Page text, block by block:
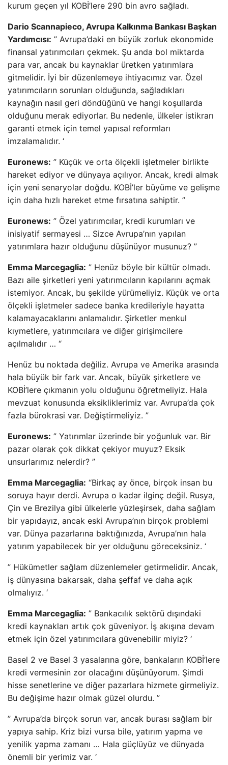
kurum geçen yıl KOBİ’lere 290 bin avro sağladı.
Dario Scannapieco, Avrupa Kalkınma Bankası Başkan
Yardımcısı: ” Avrupa’daki en büyük zorluk ekonomide
finansal yatırımcıları çekmek. Şu anda bol miktarda
para var, ancak bu kaynaklar üretken yatırımlara
gitmelidir. İyi bir düzenlemeye ihtiyacımız var. Özel
yatırımcıların sorunları olduğunda, sağladıkları
kaynağın nasıl geri döndüğünü ve hangi koşullarda
olduğunu merak ediyorlar. Bu nedenle, ülkeler istikrarı
garanti etmek için temel yapısal reformları
imzalamalıdır. ‘
Euronews: ” Küçük ve orta ölçekli işletmeler birlikte
hareket ediyor ve dünyaya açılıyor. Ancak, kredi almak
için yeni senaryolar doğdu. KOBİ’ler büyüme ve gelişme
için daha hızlı hareket etme fırsatına sahiptir. ”
Euronews: ” Özel yatırımcılar, kredi kurumları ve
inisiyatif sermayesi … Sizce Avrupa’nın yapılan
yatırımlara hazır olduğunu düşünüyor musunuz? ”
Emma Marcegaglia: ” Henüz böyle bir kültür olmadı.
Bazı aile şirketleri yeni yatırımcıların kapılarını açmak
istemiyor. Ancak, bu şekilde yürümeliyiz. Küçük ve orta
ölçekli işletmeler sadece banka kredileriyle hayatta
kalamayacaklarını anlamalıdır. Şirketler menkul
kıymetlere, yatırımcılara ve diğer girişimcilere
açılmalıdır … “
Henüz bu noktada değiliz. Avrupa ve Amerika arasında
hala büyük bir fark var. Ancak, büyük şirketlere ve
KOBİ’lere çıkmanın yolu olduğunu öğretmeliyiz. Hala
mevzuat konusunda eksikliklerimiz var. Avrupa’da çok
fazla bürokrasi var. Değiştirmeliyiz. ”
Euronews: ” Yatırımlar üzerinde bir yoğunluk var. Bir
pazar olarak çok dikkat çekiyor muyuz? Eksik
unsurlarımız nelerdir? ”
Emma Marcegaglia: “Birkaç ay önce, birçok insan bu
soruya hayır derdi. Avrupa o kadar ilginç değil. Rusya,
Çin ve Brezilya gibi ülkelerle yüzleşirsek, daha sağlam
bir yapıdayız, ancak eski Avrupa’nın birçok problemi
var. Dünya pazarlarına baktığınızda, Avrupa’nın hala
yatırım yapabilecek bir yer olduğunu göreceksiniz. ‘
” Hükümetler sağlam düzenlemeler getirmelidir. Ancak,
iş dünyasına bakarsak, daha şeffaf ve daha açık
olmalıyız. ‘
Emma Marcegaglia: ” Bankacılık sektörü dışındaki
kredi kaynakları artık çok güveniyor. İş akışına devam
etmek için özel yatırımcılara güvenebilir miyiz? ‘
Basel 2 ve Basel 3 yasalarına göre, bankaların KOBİ’lere
kredi vermesinin zor olacağını düşünüyorum. Şimdi
hisse senetlerine ve diğer pazarlara hizmete girmeliyiz.
Bu değişime hazır olmak güzel olurdu. ”
” Avrupa’da birçok sorun var, ancak burası sağlam bir
yapıya sahip. Kriz bizi vursa bile, yatırım yapma ve
yenilik yapma zamanı … Hala güçlüyüz ve dünyada
önemli bir yerimiz var. ‘